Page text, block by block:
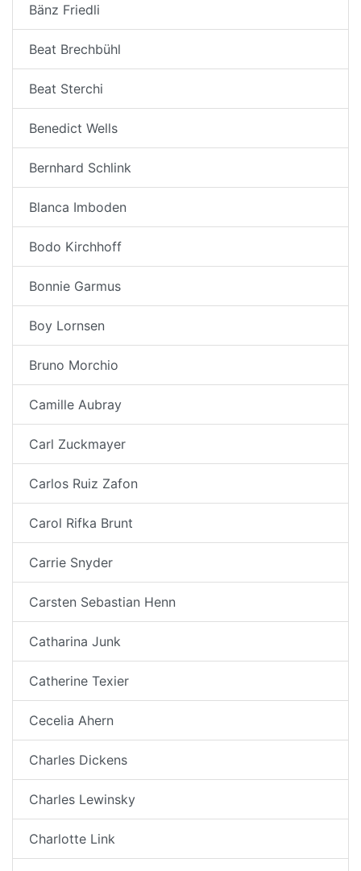
Bänz Friedli
Beat Brechbühl
Beat Sterchi
Benedict Wells
Bernhard Schlink
Blanca Imboden
Bodo Kirchhoff
Bonnie Garmus
Boy Lornsen
Bruno Morchio
Camille Aubray
Carl Zuckmayer
Carlos Ruiz Zafon
Carol Rifka Brunt
Carrie Snyder
Carsten Sebastian Henn
Catharina Junk
Catherine Texier
Cecelia Ahern
Charles Dickens
Charles Lewinsky
Charlotte Link